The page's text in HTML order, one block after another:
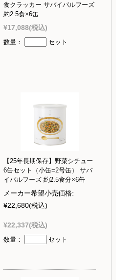
食クラッカー サバイバルフーズ
約2.5食×6缶
¥17,088(税込)
数量： セット
【25年長期保存】野菜シチュー
6缶セット（小缶=2号缶） サバ
イバルフーズ 約2.5食分×6缶
メーカー希望小売価格:
¥22,680(税込)
¥22,337(税込)
数量： セット